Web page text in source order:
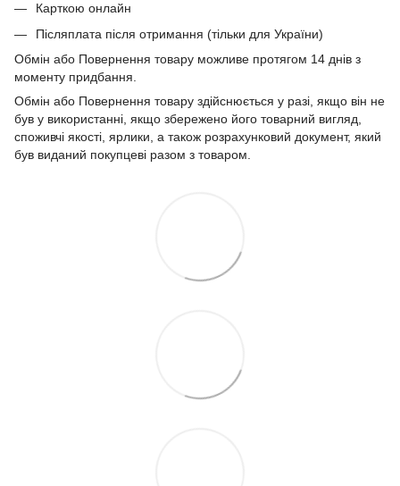
Карткою онлайн
Післяплата після отримання (тільки для України)
Обмін або Повернення товару можливе протягом 14 днів з
моменту придбання.
Обмін або Повернення товару здійснюється у разі, якщо він не
був у використанні, якщо збережено його товарний вигляд,
споживчі якості, ярлики, а також розрахунковий документ, який
був виданий покупцеві разом з товаром.